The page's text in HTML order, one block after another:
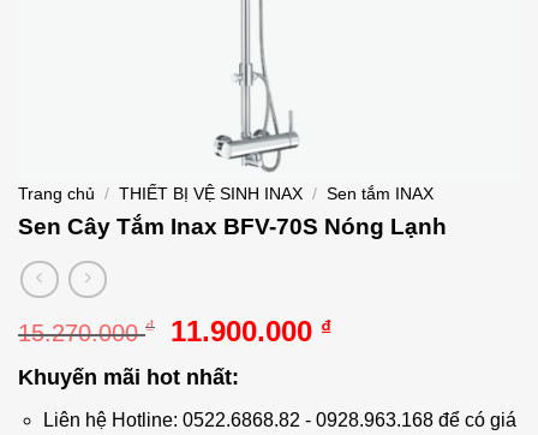
Trang chủ / THIẾT BỊ VỆ SINH INAX / Sen tắm INAX
Sen Cây Tắm Inax BFV-70S Nóng Lạnh
15.270.000₫
Giá
gốc
là:
15.270.000 ₫.
11.900.000 ₫Giá
là:
Khuyến mãi hot nhất:
Liên hệ Hotline: 0522.6868.82 - 0928.963.168 để có giá